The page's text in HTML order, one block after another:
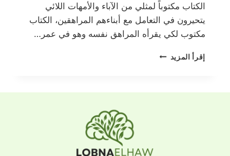
الكتاب مكتوباً لمثلي من الآباء والأمهات اللائي
يتحيرون في التعامل مع أبناءهم المراهقين، الكتاب
مكتوب لكي يقرأه المراهق نفسه وهو في عمر…
إقرأ المزيد العادات